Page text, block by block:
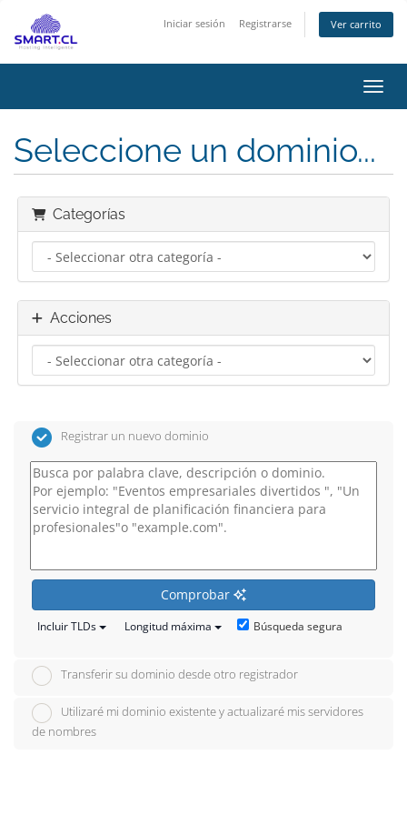
Iniciar sesión Registrarse Ver carrito
Seleccione un dominio...
Categorías
Acciones
Registrar un nuevo dominio
Comprobar
Incluir TLDs Longitud máxima Búsqueda segura
Transferir su dominio desde otro registrador
Utilizaré mi dominio existente y actualizaré mis servidores
de nombres